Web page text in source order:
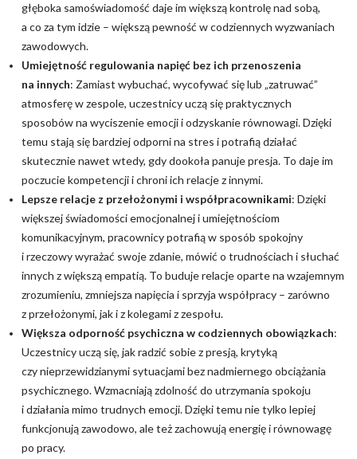
głęboka samoświadomość daje im większą kontrolę nad sobą,
a co za tym idzie – większą pewność w codziennych wyzwaniach
zawodowych.
Umiejętność regulowania napięć bez ich przenoszenia
na innych: Zamiast wybuchać, wycofywać się lub „zatruwać”
atmosferę w zespole, uczestnicy uczą się praktycznych
sposobów na wyciszenie emocji i odzyskanie równowagi. Dzięki
temu stają się bardziej odporni na stres i potrafią działać
skutecznie nawet wtedy, gdy dookoła panuje presja. To daje im
poczucie kompetencji i chroni ich relacje z innymi.
Lepsze relacje z przełożonymi i współpracownikami: Dzięki
większej świadomości emocjonalnej i umiejętnościom
komunikacyjnym, pracownicy potrafią w sposób spokojny
i rzeczowy wyrażać swoje zdanie, mówić o trudnościach i słuchać
innych z większą empatią. To buduje relacje oparte na wzajemnym
zrozumieniu, zmniejsza napięcia i sprzyja współpracy – zarówno
z przełożonymi, jak i z kolegami z zespołu.
Większa odporność psychiczna w codziennych obowiązkach:
Uczestnicy uczą się, jak radzić sobie z presją, krytyką
czy nieprzewidzianymi sytuacjami bez nadmiernego obciążania
psychicznego. Wzmacniają zdolność do utrzymania spokoju
i działania mimo trudnych emocji. Dzięki temu nie tylko lepiej
funkcjonują zawodowo, ale też zachowują energię i równowagę
po pracy.